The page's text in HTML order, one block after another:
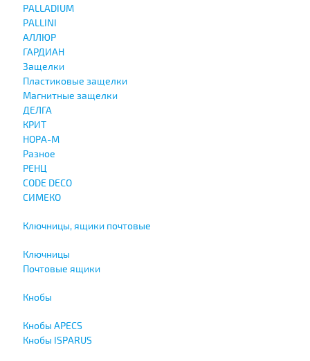
PALLADIUM
PALLINI
АЛЛЮР
ГАРДИАН
Защелки
Пластиковые защелки
Магнитные защелки
ДЕЛГА
КРИТ
НОРА-М
Разное
РЕНЦ
СODE DECO
СИМЕКО
Ключницы, ящики почтовые
Ключницы
Почтовые ящики
Кнобы
Кнобы APECS
Кнобы ISPARUS